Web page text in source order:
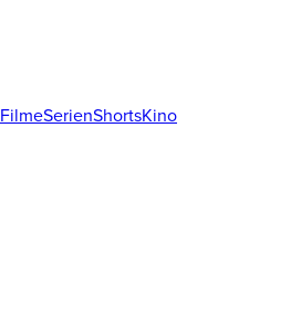
FilmeSerienShortsKino